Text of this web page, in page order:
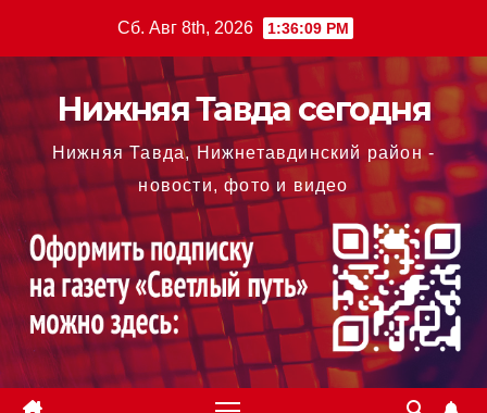
содержимому
Сб. Авг 8th, 2026 1:36:10 PM
Нижняя Тавда сегодня
Нижняя Тавда, Нижнетавдинский район -
новости, фото и видео